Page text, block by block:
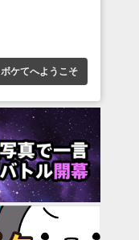
ボケてへようこそ